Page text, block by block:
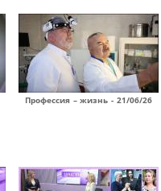
Профессия – жизнь - 21/06/26